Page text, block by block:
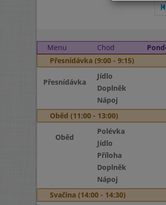
Menu
Chod
Přesnídávka (9:00 - 9:15)
Přesnídávka
Jídlo
Doplněk
Nápoj
Oběd (11:00 - 13:00)
Oběd
Polévka
Jídlo
Příloha
Doplněk
Nápoj
Svačina (14:00 - 14:30)